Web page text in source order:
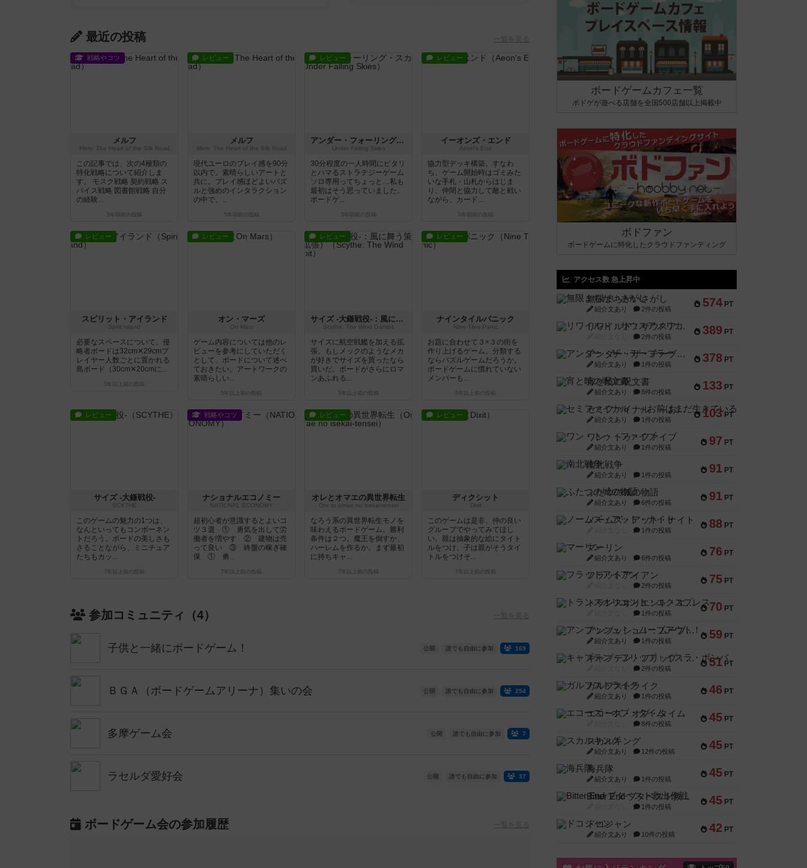
最近の投稿 一覧を見る
戦略やコツ
メルフ
Merv: The Heart of the Silk Road
この記事では、次の4種類の
特化戦略について紹介しま
す。 モスク戦略 契約戦略 ス
パイス戦略 図書館戦略 自分
の経験...
5年弱前 の投稿
レビュー
メルフ
Merv: The Heart of the Silk Road
現代ユーロのプレイ感を90分
以内で。素晴らしいアートと
共に。プレイ感ほどよいパズ
ルと強めのインタラクション
の中で、...
5年弱前 の投稿
レビュー
アンダー・フォーリング・スカイ
Under Falling Skies
30分程度の一人時間にピタリ
とハマるストラテジーゲーム
ソロ専用ってちょっと…私も
最初はそう思っていました。
ボードゲ...
5年弱前 の投稿
レビュー
イーオンズ・エンド
Aeon's End
協力型デッキ構築。すなわ
ち、ゲーム開始時はゴミみた
いな手札・山札からはじま
り、仲間と協力して敵と戦い
ながら、カード...
5年弱前 の投稿
レビュー
スピリット・アイランド
Spirit Island
必要なスペースについて。侵
略者ボードは32cm✕29cmプ
レイヤー人数ごとに置かれる
島ボード（30cm✕20cmに...
5年以上前 の投稿
レビュー
オン・マーズ
On Mars
ゲーム内容については他のレ
ビューを参考にしていただく
として、ボードについて述べ
ておきたい。アートワークの
素晴らしい...
5年以上前 の投稿
レビュー
サイズ -大鎌戦役-：風に舞う策謀（拡張）
Scythe: The Wind Gambit
サイズに航空戦艦を加える拡
張。もしメックのようなメカ
が好きでサイズを買ったなら
買いだ。ボードがさらにロマ
ンあふれる...
5年以上前 の投稿
レビュー
ナインタイルパニック
Nine Tiles Panic
お題に合わせて３×３の街を
作り上げるゲーム。分類する
ならパズルゲームだろうか。
ボードゲームに慣れていない
メンバーも...
5年以上前 の投稿
レビュー
サイズ -大鎌戦役-
SCYTHE
このゲームの魅力の1つは、
なんといってもコンポーネン
トだろう。ボードの美しさも
さることながら、ミニチュア
たちもカッ...
7年以上前 の投稿
戦略やコツ
ナショナルエコノミー
NATIONAL ECONOMY
超初心者が意識するとよいコ
ツ３選 ① 勇気を出して労
働者を増やす ② 建物は売
って良い ③ 終盤の稼ぎ確
保 ① 勇...
7年以上前 の投稿
レビュー
オレとオマエの異世界転生
Ore to omae no isekai-tensei
なろう系の異世界転生モノを
味わえるボードゲーム。勝利
条件は２つ。魔王を倒すか、
ハーレムを作るか。まず最初
に持ちキャ...
7年以上前 の投稿
レビュー
ディクシット
Dixit
このゲームは是非、仲の良い
グループでやってみてほし
い。親は抽象的な絵にタイト
ルをつけ、子は親がそうタイ
トルをつけそ...
7年以上前 の投稿
参加コミュニティ（4） 一覧を見る
子供と一緒にボードゲーム！ 公開 誰でも自由に参加 169
ＢＧＡ（ボードゲームアリーナ）集いの会 公開 誰でも自由に参加 254
多摩ゲーム会 公開 誰でも自由に参加 7
ラセルダ愛好会 公開 誰でも自由に参加 37
ボードゲーム会の参加履歴 一覧を見る
ボードゲームカフェ一覧
ボドゲが遊べる店舗を全国500店舗以上掲載中
ボドファン
ボードゲームに特化したクラウドファンディング
アクセス数 急上昇中
574 PT
無限まちがいさがし
紹介文あり 2件の投稿
389 PT
リワイルド：サウスアメリカ
2件の投稿
378 PT
アンダー・ザ・テーブラー
紹介文あり 1件の投稿
133 PT
宵と暁の呪文書
紹介文あり 8件の投稿
103 PT
セミファイナル ～お前はまだ生きている～
紹介文あり 1件の投稿
97 PT
ワン・トゥ・ファイブ
紹介文あり 1件の投稿
91 PT
南北戦争
紹介文あり 1件の投稿
91 PT
ふたつの城の物語
紹介文あり 6件の投稿
88 PT
ノームズ・アット・ナイト
1件の投稿
76 PT
マーリン
紹介文あり 6件の投稿
75 PT
フラットアイアン
2件の投稿
70 PT
トランスオリエント・エクスプレス
1件の投稿
59 PT
アンブッシュ！：ムーブアウト！
紹介文あり 1件の投稿
51 PT
キャプテン・フリップ：イスラ・ボンバ
2件の投稿
46 PT
ガルフストライク
紹介文あり 1件の投稿
45 PT
エコーズ・オブ・タイム
8件の投稿
45 PT
スカルキング
紹介文あり 12件の投稿
45 PT
海兵隊
紹介文あり 1件の投稿
45 PT
Bitter End ブタペスト救出作戦
1件の投稿
42 PT
ドコジャン
紹介文あり 10件の投稿